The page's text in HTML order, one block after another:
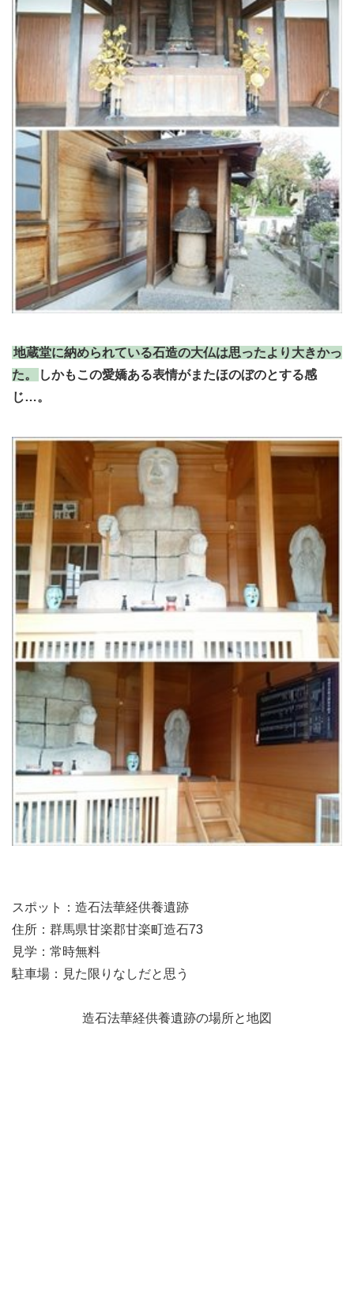
地蔵堂に納められている石造の大仏は思ったより大きかっ
た。
しかもこの愛嬌ある表情がまたほのぼのとする感
じ…。
スポット：造石法華経供養遺跡
住所：群馬県甘楽郡甘楽町造石73
見学：常時無料
駐車場：見た限りなしだと思う
造石法華経供養遺跡の場所と地図